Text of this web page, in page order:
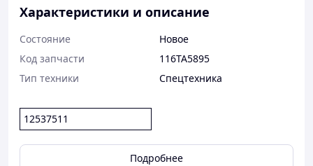
Характеристики и описание
Состояние
Новое
Код запчасти
116TA5895
Тип техники
Спецтехника
12537511
Подробнее